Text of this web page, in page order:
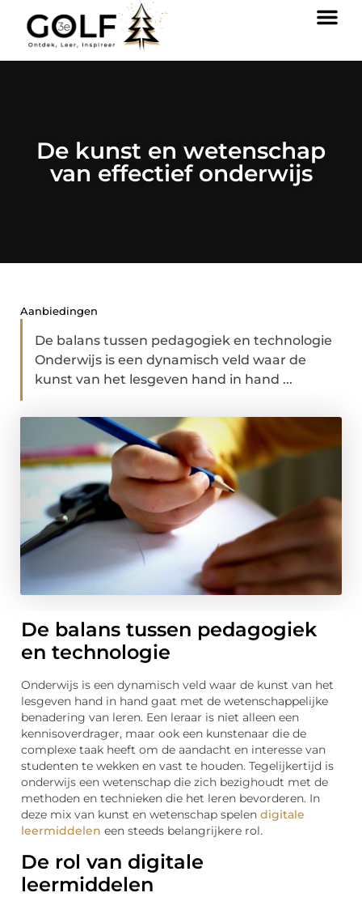
De kunst en wetenschap
van effectief onderwijs
Aanbiedingen
De balans tussen pedagogiek en technologie
Onderwijs is een dynamisch veld waar de
kunst van het lesgeven hand in hand ...
De balans tussen pedagogiek
en technologie
Onderwijs is een dynamisch veld waar de kunst van het
lesgeven hand in hand gaat met de wetenschappelijke
benadering van leren. Een leraar is niet alleen een
kennisoverdrager, maar ook een kunstenaar die de
complexe taak heeft om de aandacht en interesse van
studenten te wekken en vast te houden. Tegelijkertijd is
onderwijs een wetenschap die zich bezighoudt met de
methoden en technieken die het leren bevorderen. In
deze mix van kunst en wetenschap spelen digitale
leermiddelen een steeds belangrijkere rol.
De rol van digitale
leermiddelen